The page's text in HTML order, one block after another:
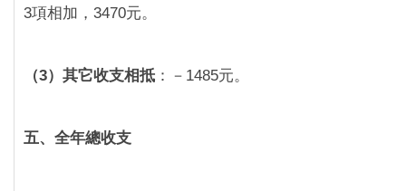
3項相加，3470元。
（3）其它收支相抵 ：－1485元。
五、全年總收支